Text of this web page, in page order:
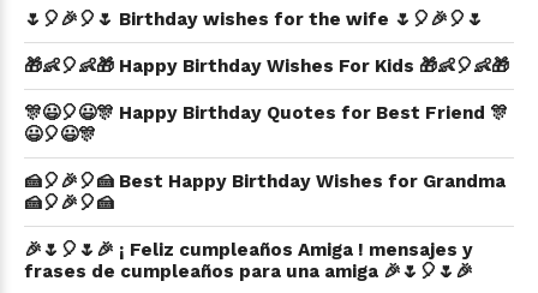
🌷🎈🎉🎈🌷 Birthday wishes for the wife 🌷🎈🎉🎈🌷
🎁👶🎈👶🎁 Happy Birthday Wishes For Kids 🎁👶🎈👶🎁
🎊😃🎈😃🎊 Happy Birthday Quotes for Best Friend 🎊
😃🎈😃🎊
🍰🎈🎉🎈🍰 Best Happy Birthday Wishes for Grandma
🍰🎈🎉🎈🍰
🎉🌷🎈🌷🎉 ¡ Feliz cumpleaños Amiga ! mensajes y
frases de cumpleaños para una amiga 🎉🌷🎈🌷🎉